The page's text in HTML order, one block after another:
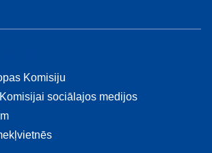
Komisiju
sociālajos medijos